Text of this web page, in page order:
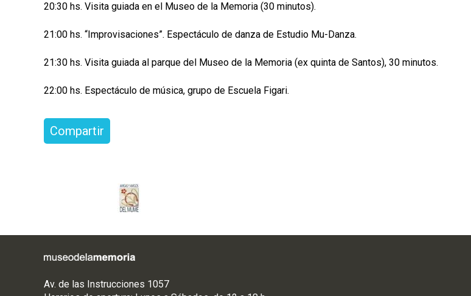
20:30 hs. Visita guiada en el Museo de la Memoria (30 minutos).
21:00 hs. “Improvisaciones”. Espectáculo de danza de Estudio Mu-Danza.
21:30 hs. Visita guiada al parque del Museo de la Memoria (ex quinta de Santos), 30 minutos.
22:00 hs. Espectáculo de música, grupo de Escuela Figari.
Compartir
Av. de las Instrucciones 1057